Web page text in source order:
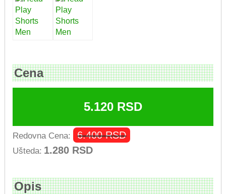
Cena
5.120 RSD
Redovna Cena: 6.400RSD
Ušteda: 1.280 RSD
Opis